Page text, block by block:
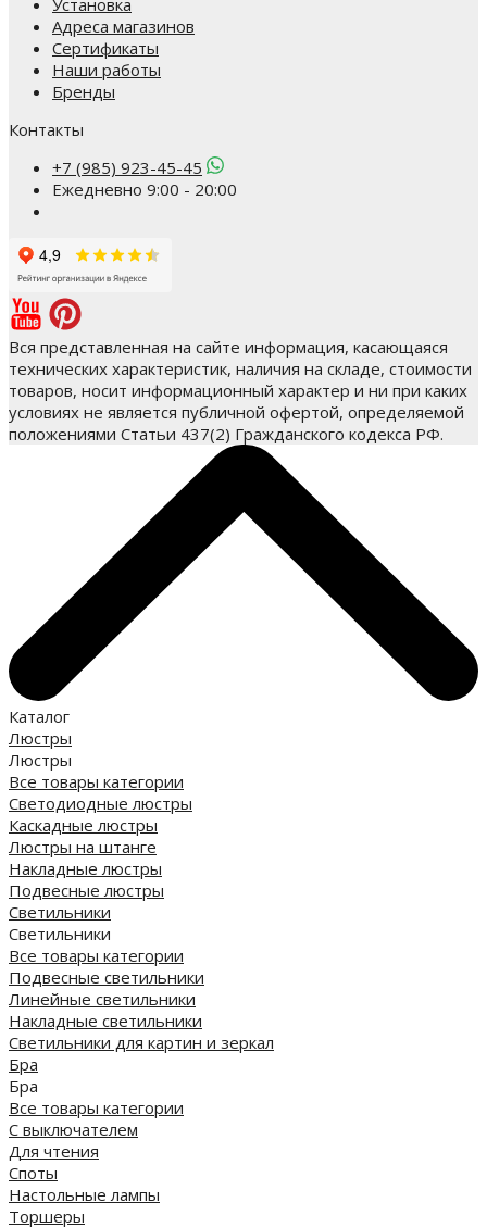
Адреса магазинов
Сертификаты
Наши работы
Бренды
Контакты
+7 (985) 923-45-45
Ежедневно 9:00 - 20:00
Вся представленная на сайте информация, касающаяся
технических характеристик, наличия на складе, стоимости
товаров, носит информационный характер и ни при каких
условиях не является публичной офертой, определяемой
положениями Статьи 437(2) Гражданского кодекса РФ.
Каталог
Люстры
Люстры
Все товары категории
Светодиодные люстры
Каскадные люстры
Люстры на штанге
Накладные люстры
Подвесные люстры
Светильники
Светильники
Все товары категории
Подвесные светильники
Линейные светильники
Накладные светильники
Светильники для картин и зеркал
Бра
Бра
Все товары категории
С выключателем
Для чтения
Споты
Настольные лампы
Торшеры